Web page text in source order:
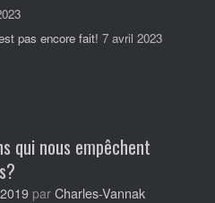
pas encore fait! 7 avril 2023
qui nous empêchent
par Charles-Vannak